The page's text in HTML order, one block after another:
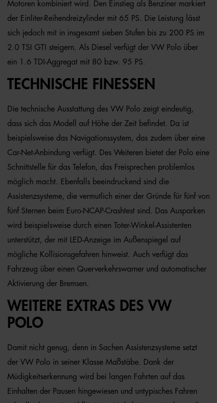
Motoren kombiniert wird. Den Einstieg als Benziner markiert
der Einliter-Reihendreizylinder mit 65 PS. Die Leistung lässt
sich jedoch mit in insgesamt sieben Stufen bis zu 200 PS im
2.0 TSI GTI steigern. Als Diesel verfügt der VW Polo über
ein 1.6 TDI-Aggregat mit 80 bzw. 95 PS.
TECHNISCHE FINESSEN
Die technische Ausstattung des VW Polo zeigt eindeutig,
dass sich das Modell auf Höhe der Zeit befindet. Da ist
beispielsweise das Navigationssystem, das zudem über eine
Car-Net-Anbindung verfügt. Des Weiteren bietet der Polo eine
Schnittstelle für das Telefon, das Freisprechen problemlos
möglich macht. Ebenfalls beeindruckend sind die
Assistenzsysteme, die vermutlich einer der Gründe für fünf von
fünf Sternen beim Euro-NCAP-Crashtest sind. Das Ausparken
wird beispielsweise durch einen Toter-Winkel-Assistenten
unterstützt, der mit LED-Anzeige im Außenspiegel auf
mögliche Kollisionsgefahren hinweist. Auch verfügt das
Fahrzeug über einen Querverkehrswarner und automatischer
Aktivierung der Bremsen.
WEITERE EXTRAS DES VW
POLO
Damit nicht genug, denn in Sachen Assistenzsysteme setzt
der VW Polo in seiner Klasse Maßstäbe. Dank der
Müdigkeitserkennung wird bei langen Fahrten auf das
Einhalten der Pausen hingewiesen und untypisches Fahren